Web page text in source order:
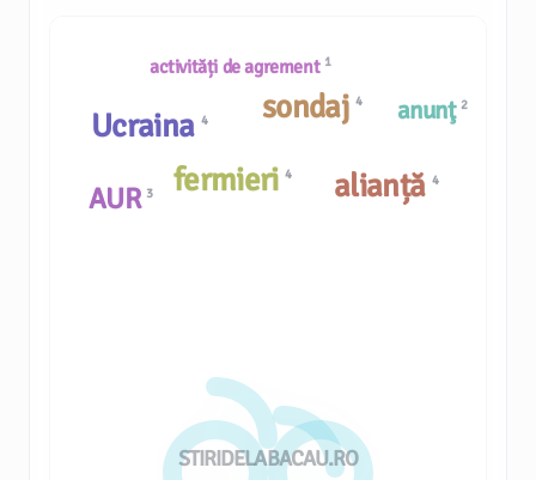
STIRIDELABACAU.RO
fermieri 4
activități de agrement 1
alianță 4
anunţ 2
AUR 3
Ucraina 4 sondaj4